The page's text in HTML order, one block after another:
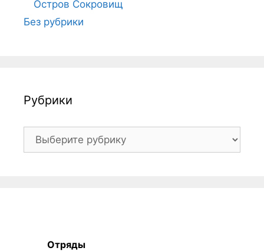
Остров Сокровищ
Без рубрики
Рубрики
Рубрики
Отряды